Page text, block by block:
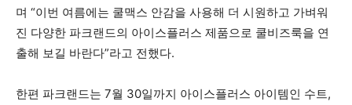
며 “이번 여름에는 쿨맥스 안감을 사용해 더 시원하고 가벼워
진 다양한 파크랜드의 아이스플러스 제품으로 쿨비즈룩을 연
출해 보길 바란다”라고 전했다.
한편 파크랜드는 7월 30일까지 아이스플러스 아이템인 수트,